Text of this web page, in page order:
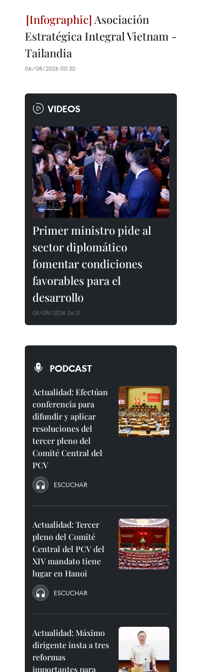
Asociación
Estratégica Integral Vietnam -
Tailandia
06/08/2026 00:30
VIDEOS
Primer ministro pide al
sector diplomático
fomentar condiciones
favorables para el
desarrollo
05/08/2026 04:31
PODCAST
Actualidad: Efectúan
conferencia para
difundir y aplicar
resoluciones del
tercer pleno del
Comité Central del
PCV
ESCUCHAR
Actualidad: Tercer
pleno del Comité
Central del PCV del
XIV mandato tiene
lugar en Hanoi
ESCUCHAR
Actualidad: Máximo
dirigente insta a tres
reformas
importantes para